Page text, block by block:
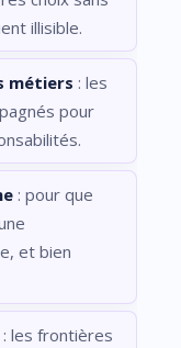
illisible.
métiers : les
pour
: pour que
et bien
: les frontières